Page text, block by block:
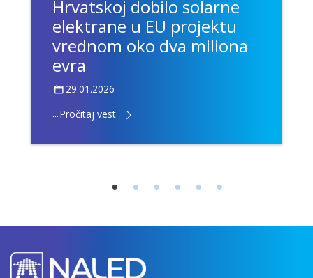
Hrvatskoj dobilo solarne
elektrane u EU projektu
vrednom oko dva miliona
evra
29.01.2026
...Pročitaj vest